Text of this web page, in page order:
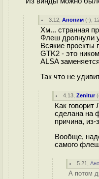
3.12 ,Аноним (-),
Хм... странная
Флеш дропнули
Всякие проекты
GTK2 - это
ALSA
Так что не
4.13 ,Zenitur(
Как говорит
сделана на
причина, из-
Вообще,
самого
5.21 ,
А потом